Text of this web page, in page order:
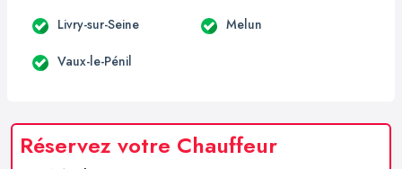
Livry-sur-Seine Melun
Vaux-le-Pénil
Réservez votre Chauffeur